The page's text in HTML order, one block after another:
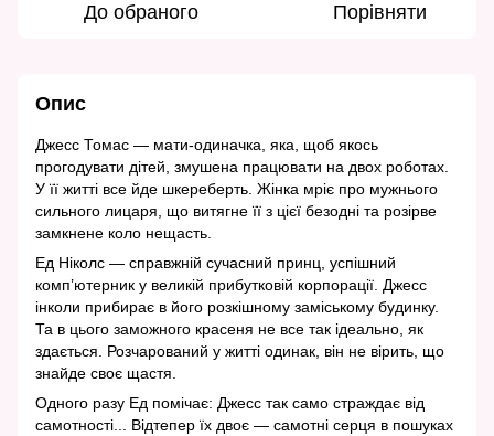
До обраного Порівняти
Опис
Джесс Томас — мати-одиначка, яка, щоб якось
прогодувати дітей, змушена працювати на двох роботах.
У її житті все йде шкереберть. Жінка мріє про мужнього
сильного лицаря, що витягне її з цієї безодні та розірве
замкнене коло нещасть.
Ед Ніколс — справжній сучасний принц, успішний
комп’ютерник у великій прибутковій корпорації. Джесс
інколи прибирає в його розкішному заміському будинку.
Та в цього заможного красеня не все так ідеально, як
здається. Розчарований у житті одинак, він не вірить, що
знайде своє щастя.
Одного разу Ед помічає: Джесс так само страждає від
самотності... Відтепер їх двоє — самотні серця в пошуках